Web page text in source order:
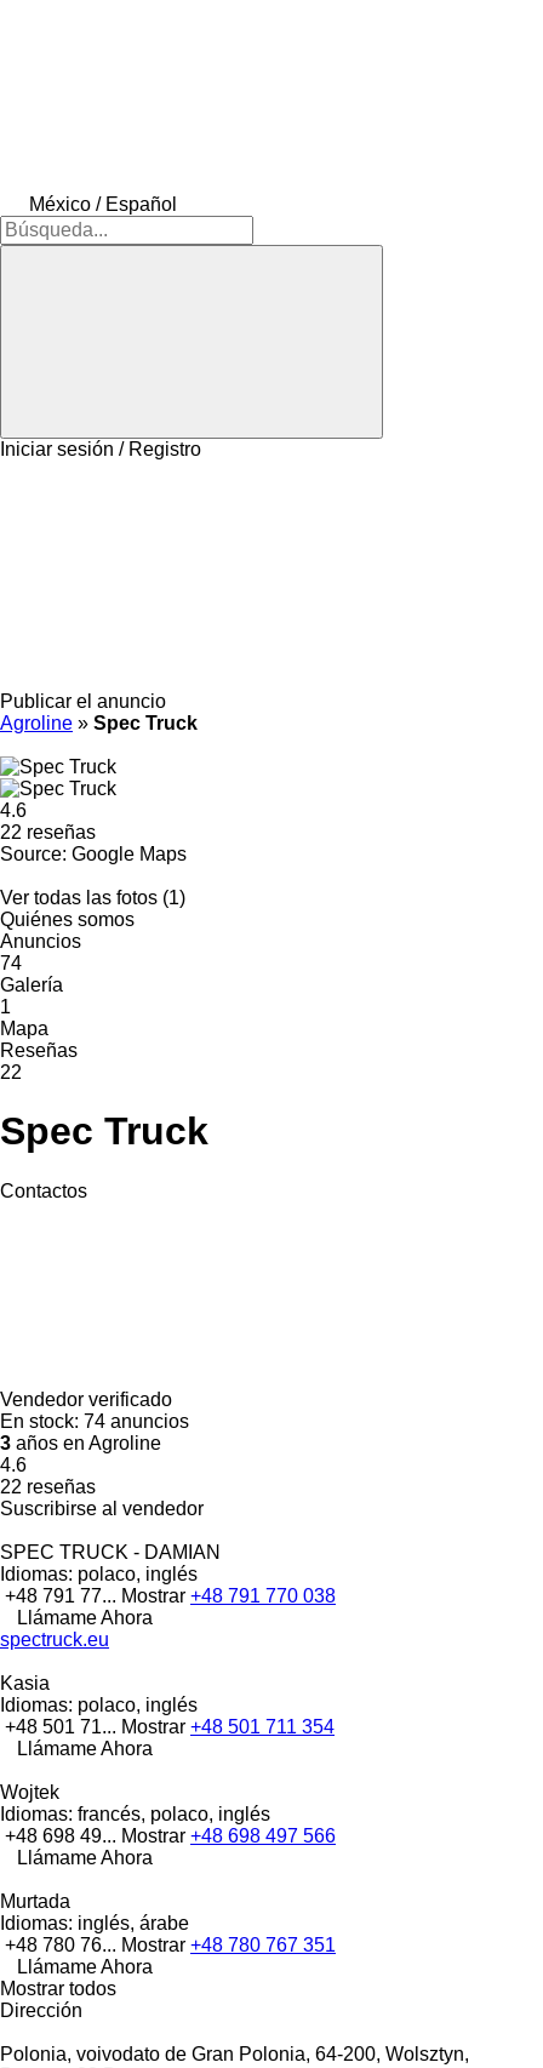
México / Español
Iniciar sesión / Registro
Publicar el anuncio
Agroline » Spec Truck
4.6
22 reseñas
Source: Google Maps
Ver todas las fotos (1)
Quiénes somos
Anuncios
74
Galería
1
Mapa
Reseñas
22
Spec Truck
Contactos
Vendedor verificado
En stock: 74 anuncios
3 años en Agroline
4.6
22 reseñas
Suscribirse al vendedor
SPEC TRUCK - DAMIAN
Idiomas: polaco, inglés
+48 791 77... Mostrar +48 791 770 038
Llámame Ahora
spectruck.eu
Kasia
Idiomas: polaco, inglés
+48 501 71... Mostrar +48 501 711 354
Llámame Ahora
Wojtek
Idiomas: francés, polaco, inglés
+48 698 49... Mostrar +48 698 497 566
Llámame Ahora
Murtada
Idiomas: inglés, árabe
+48 780 76... Mostrar +48 780 767 351
Llámame Ahora
Mostrar todos
Dirección
Polonia, voivodato de Gran Polonia, 64-200, Wolsztyn,